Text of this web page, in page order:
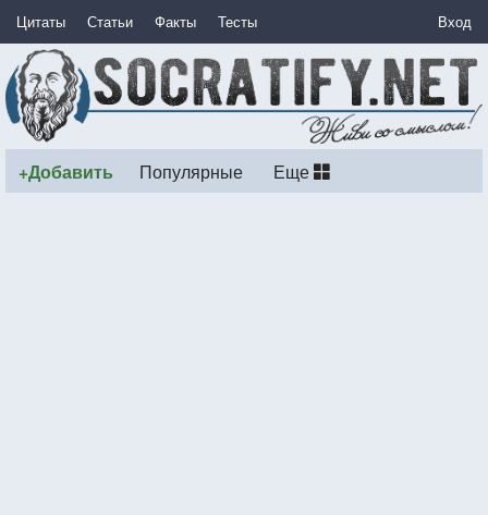
Цитаты Статьи Факты Тесты Вход
+Добавить Популярные Еще